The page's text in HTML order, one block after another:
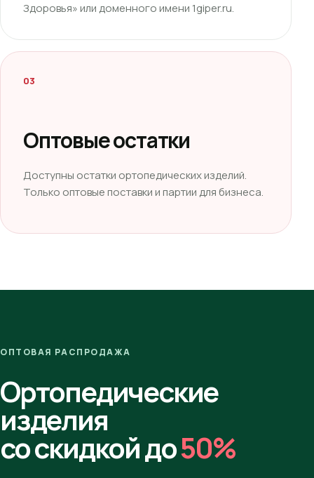
Здоровья» или доменного имени 1giper.ru.
03
Оптовые остатки
Доступны остатки ортопедических изделий.
Только оптовые поставки и партии для бизнеса.
ОПТОВАЯ РАСПРОДАЖА
Ортопедические
изделия
со скидкой до50%